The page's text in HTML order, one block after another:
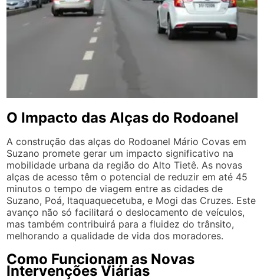
O Impacto das Alças do Rodoanel
A construção das alças do Rodoanel Mário Covas em
Suzano promete gerar um impacto significativo na
mobilidade urbana da região do Alto Tietê. As novas
alças de acesso têm o potencial de reduzir em até 45
minutos o tempo de viagem entre as cidades de
Suzano, Poá, Itaquaquecetuba, e Mogi das Cruzes. Este
avanço não só facilitará o deslocamento de veículos,
mas também contribuirá para a fluidez do trânsito,
melhorando a qualidade de vida dos moradores.
Como Funcionam as Novas
Intervenções Viárias